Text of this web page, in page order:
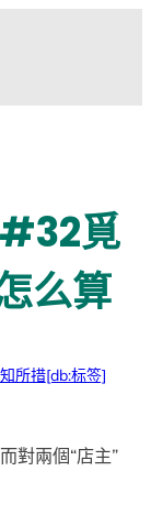
覓
么算
所措[db:标签]
對兩個“店主”